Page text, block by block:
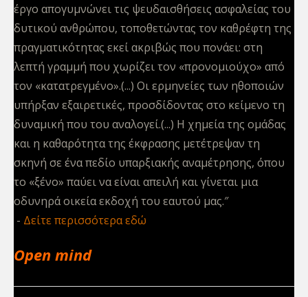
έργο απογυμνώνει τις ψευδαισθήσεις ασφαλείας του
δυτικού ανθρώπου, τοποθετώντας τον καθρέφτη της
πραγματικότητας εκεί ακριβώς που πονάει: στη
λεπτή γραμμή που χωρίζει τον «προνομιούχο» από
τον «κατατρεγμένο».(...) Οι ερμηνείες των ηθοποιών
υπήρξαν εξαιρετικές, προσδίδοντας στο κείμενο τη
δυναμική που του αναλογεί.(...) Η χημεία της ομάδας
και η καθαρότητα της έκφρασης μετέτρεψαν τη
σκηνή σε ένα πεδίο υπαρξιακής αναμέτρησης, όπου
το «ξένο» παύει να είναι απειλή και γίνεται μια
οδυνηρά οικεία εκδοχή του εαυτού μας.″
Δείτε περισσότερα εδώ
Open mind